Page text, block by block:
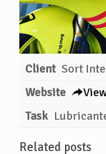
Client Sort
Website
Task
Related posts